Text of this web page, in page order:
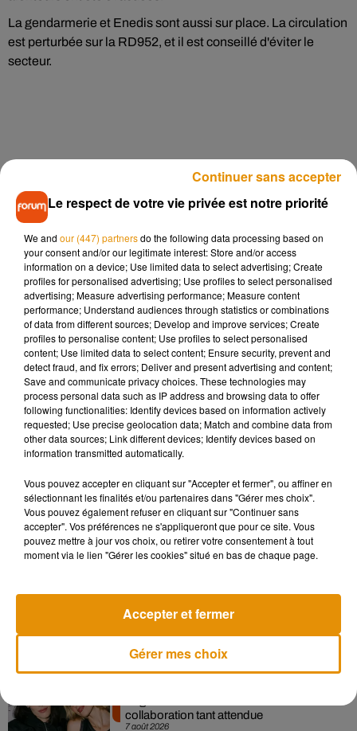
La gendarmerie et Enedis sont aussi sur place. La circulation
est perturbée sur la RD952, et il est conseillé d'éviter le
secteur.
Musique
7 août 2026
Madonna sort enfin le remix de « Love
Sensation » avec Kylie Minogue
7 août 2026
collaboration tant attendue
Le respect de votre vie privée est notre priorité
We and our (447) partnersdo the following data processing based on
your consent and/or our legitimate interest: Store and/or access
information on a device; Use limited data to select advertising; Create
profiles for personalised advertising; Use profiles to select personalised
advertising; Measure advertising performance; Measure content
performance; Understand audiences through statistics or combinations
of data from different sources; Develop and improve services; Create
profiles to personalise content; Use profiles to select personalised
content; Use limited data to select content; Ensure security, prevent and
detect fraud, and fix errors; Deliver and present advertising and content;
Save and communicate privacy choices. These technologies may
process personal data such as IP address and browsing data to offer
following functionalities: Identify devices based on information actively
requested; Use precise geolocation data; Match and combine data from
other data sources; Link different devices; Identify devices based on
information transmitted automatically.
Vous pouvez accepter en cliquant sur "Accepter et fermer", ou affiner en
sélectionnant les finalités et/ou partenaires dans "Gérer mes choix".
Vous pouvez également refuser en cliquant sur "Continuer sans
accepter". Vos préférences ne s'appliqueront que pour ce site. Vous
pouvez mettre à jour vos choix, ou retirer votre consentement à tout
moment via le lien "Gérer les cookies" situé en bas de chaque page.
Gérer mes choix
Accepter et fermer
Continuer sans accepter